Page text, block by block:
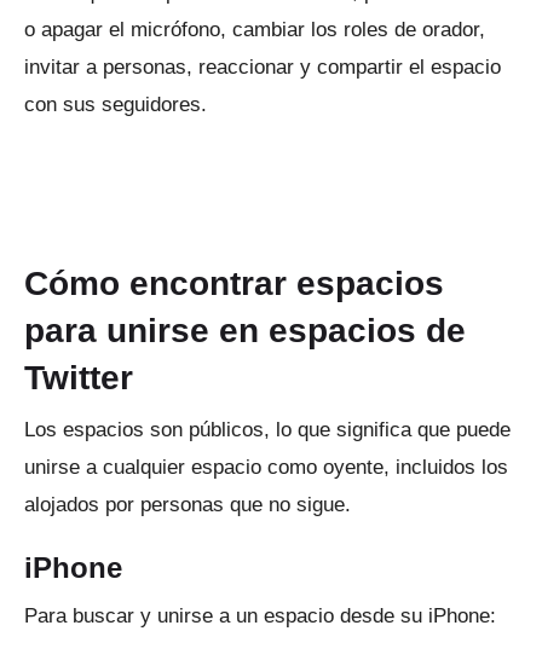
o apagar el micrófono, cambiar los roles de orador,
invitar a personas, reaccionar y compartir el espacio
con sus seguidores.
Cómo encontrar espacios
para unirse en espacios de
Twitter
Los espacios son públicos, lo que significa que puede
unirse a cualquier espacio como oyente, incluidos los
alojados por personas que no sigue.
iPhone
Para buscar y unirse a un espacio desde su iPhone: